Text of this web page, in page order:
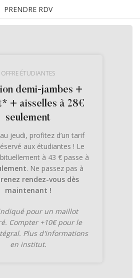
OFFRE ÉTUDIANTES
demi-jambes +
+ aisselles à 28€
seulement
jeudi, profitez d’un tarif
aux étudiantes ! Le
à 43 € passe à
. Ne passez pas à
rendez-vous dès
maintenant !
pour un maillot
Compter +10€ pour le
Plus d'informations
en institut.
PRENDRE RDV